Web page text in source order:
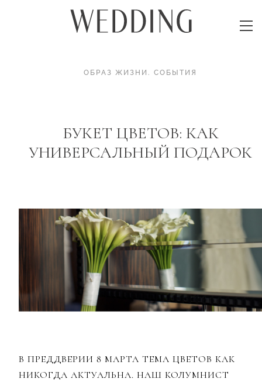
ОБРАЗ ЖИЗНИ . СОБЫТИЯ
БУКЕТ ЦВЕТОВ: КАК
УНИВЕРСАЛЬНЫЙ ПОДАРОК
В ПРЕДДВЕРИИ 8 МАРТА ТЕМА ЦВЕТОВ КАК
НИКОГДА АКТУАЛЬНА. НАШ КОЛУМНИСТ